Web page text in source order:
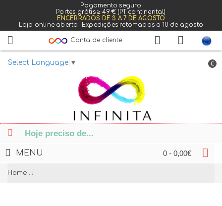
Pagamento seguro
Portes grátis ≥ 49 € (PT continental)
ENCERRADOS DE 3 A 7 DE AGOSTO
Loja online aberta · Expedições retomadas a 10 de agosto
Select Language ▼
Conta de cliente
€
0 - 0,00€
MENU
Home